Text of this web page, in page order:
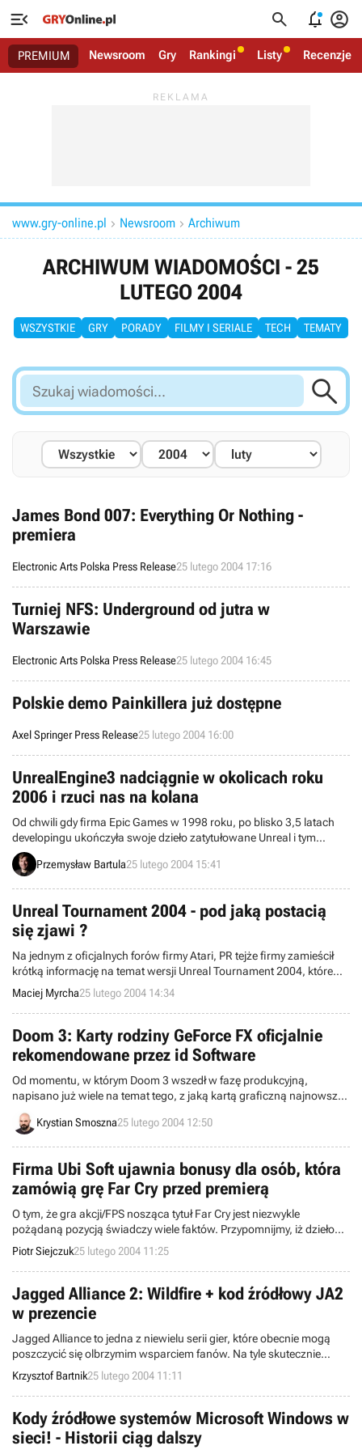
   
PREMIUM Newsroom Gry Rankingi Listy Recenzje
www.gry-online.pl  Newsroom  Archiwum
ARCHIWUM WIADOMOŚCI - 25
LUTEGO 2004
WSZYSTKIE GRY PORADY FILMY I SERIALE TECH TEMATY
Szukaj
wiadomości...

James Bond 007: Everything Or Nothing -
premiera
Electronic Arts Polska Press Release25 lutego 2004 17:16
Turniej NFS: Underground od jutra w
Warszawie
Electronic Arts Polska Press Release25 lutego 2004 16:45
Polskie demo Painkillera już dostępne
Axel Springer Press Release25 lutego 2004 16:00
UnrealEngine3 nadciągnie w okolicach roku
2006 i rzuci nas na kolana
Od chwili gdy firma Epic Games w 1998 roku, po blisko 3,5 latach
developingu ukończyła swoje dzieło zatytułowane Unreal i tym
samym zaprezentowała całemu światu swój znakomity engine
graficzny, stał się on wyznacznikiem jakości i możliwości w
wymieniają ten fakt jako jeden z podstawowych wyznaczników
jakości gry. Należy przyznać, iż Epic osiągnął duży sukces i jest teraz
firmy, Tim Sweeney, nie zamierza ona osiąść na laurach i już
przygotowuje (ponoć) rewolucyjny silnik graficzny - UnrealEngine3.
Przemysław Bartula25 lutego 2004 15:41
Unreal Tournament 2004 - pod jaką postacią
się zjawi ?
Na jednym z oficjalnych forów firmy Atari, PR tejże firmy zamieścił
krótką informację na temat wersji Unreal Tournament 2004, które
pojawią się na półkach sklepowych. Sądząc z popularności dema
UT 2004, które bije wszelkie możliwe rekordy, m.in. ilości pobrań,
informacja ta powinna zainteresować także naszych czytelników.
Maciej Myrcha25 lutego 2004 14:34
Doom 3: Karty rodziny GeForce FX oficjalnie
rekomendowane przez id Software
Od momentu, w którym Doom 3 wszedł w fazę produkcyjną,
napisano już wiele na temat tego, z jaką kartą graficzną najnowsze
dziecko id Software będzie współpracować najlepiej. Spekulacji i
domysłów było bez liku, wszak to właśnie o ten tytuł biły się dwie
często potwierdzał John Carmack, mówiąc iż karty GeForce FX
sprawować się będą w Doom 3 wyśmienicie.
Krystian Smoszna25 lutego 2004 12:50
Firma Ubi Soft ujawnia bonusy dla osób, która
zamówią grę Far Cry przed premierą
O tym, że gra akcji/FPS nosząca tytuł Far Cry jest niezwykle
pożądaną pozycją świadczy wiele faktów. Przypomnijmy, iż dzieło
programistów z Crytek Studios w wersji demo (tryb singleplayer) już
w pierwszym tygodniu bytowania w ogólnoświatowej sieci
informacyjnej zyskało wynik miliona pobrań. A od tamtego czasu
wartość ta nieustannie wzrasta... Tuż przed premierą światło
dzienne ujrzeć ma także druga wersja interaktywna rzeczonego
tytułu. Tym razem zawierać będzie ona tryb rozgrywki
wieloosobowej, który przynajmniej w moim osobisty przekonaniu
przyciągnie jeszcze więcej chętnych niż tryb jednoosobowy.
Piotr Siejczuk25 lutego 2004 11:25
Jagged Alliance 2: Wildfire + kod źródłowy JA2
w prezencie
Jagged Alliance to jedna z niewielu serii gier, które obecnie mogą
poszczycić się olbrzymim wsparciem fanów. Na tyle skutecznie
przedłużają oni żywotność cyklu, iż już niedługo do sklepów trafi
ulepszona i wzbogacona druga część owej turowej gry
strategicznej, pt. Jagged Alliance 2: Wildfire. Firma Strategy First
(wydawca) także nie chciała pozostawać dłużna miłośnikom
opisywanego programu, dzięki czemu w pudełku z pełną wersją
pojawi się unikatowa niespodzianka. I to przez duże „n”!
Krzysztof Bartnik25 lutego 2004 11:11
Kody źródłowe systemów Microsoft Windows w
sieci! - Historii ciąg dalszy